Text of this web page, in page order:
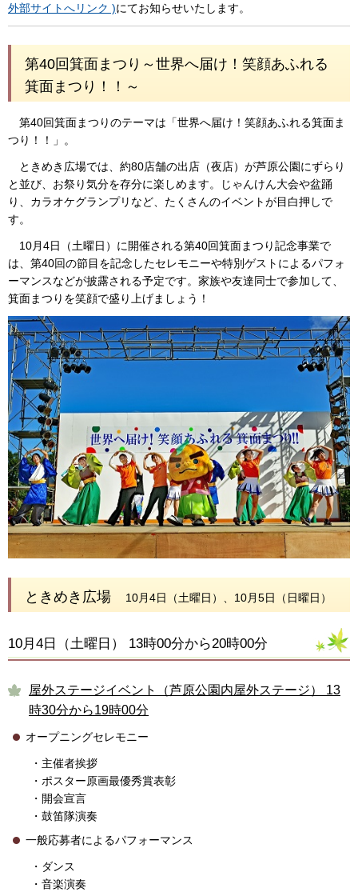
外部サイトへリンク )にてお知らせいたします。
第40回箕面まつり～世界へ届け！笑顔あふれる
箕面まつり！！～
第40回箕面まつりのテーマは「世界へ届け！笑顔あふれる箕面ま
つり！！」。
ときめき広場では、約80店舗の出店（夜店）が芦原公園にずらり
と並び、お祭り気分を存分に楽しめます。じゃんけん大会や盆踊
り、カラオケグランプリなど、たくさんのイベントが目白押しで
す。
10月4日（土曜日）に開催される第40回箕面まつり記念事業で
は、第40回の節目を記念したセレモニーや特別ゲストによるパフォ
ーマンスなどが披露される予定です。家族や友達同士で参加して、
箕面まつりを笑顔で盛り上げましょう！
ときめき広場 10月4日（土曜日）、10月5日（日曜日）
10月4日（土曜日） 13時00分から20時00分
屋外ステージイベント（芦原公園内屋外ステージ） 13
時30分から19時00分
オープニングセレモニー
・主催者挨拶
・ポスター原画最優秀賞表彰
・開会宣言
・鼓笛隊演奏
一般応募者によるパフォーマンス
・ダンス
・音楽演奏